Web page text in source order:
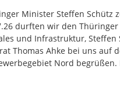
zu
Minister Steffen Schütz
durften wir den
und Infrastruktur, Steffen
Thomas Ahke bei uns auf
Nord